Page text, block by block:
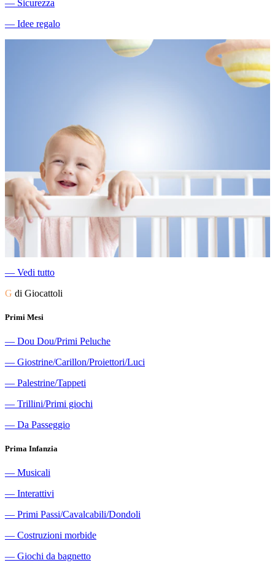
― Sicurezza
― Idee regalo
― Vedi tutto
G di Giocattoli
Primi Mesi
― Dou Dou/Primi Peluche
― Giostrine/Carillon/Proiettori/Luci
― Palestrine/Tappeti
― Trillini/Primi giochi
― Da Passeggio
Prima Infanzia
― Musicali
― Interattivi
― Primi Passi/Cavalcabili/Dondoli
― Costruzioni morbide
― Giochi da bagnetto